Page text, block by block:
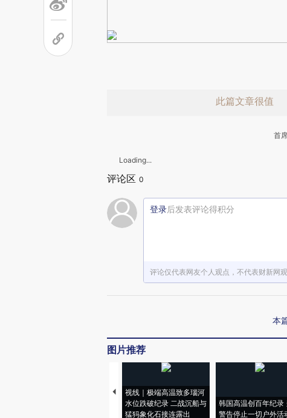
此篇文章很值
首
Loading...
评论区 0
登录后发表评论得积分
评论仅代表网友个人观点，不代表财新网
本
图片推荐
视线｜极端高温致多瑙河
水位跌破纪录 二战沉船与
猛犸象化石接连露出
韩国高温创百年纪录
警告停止一切户外活